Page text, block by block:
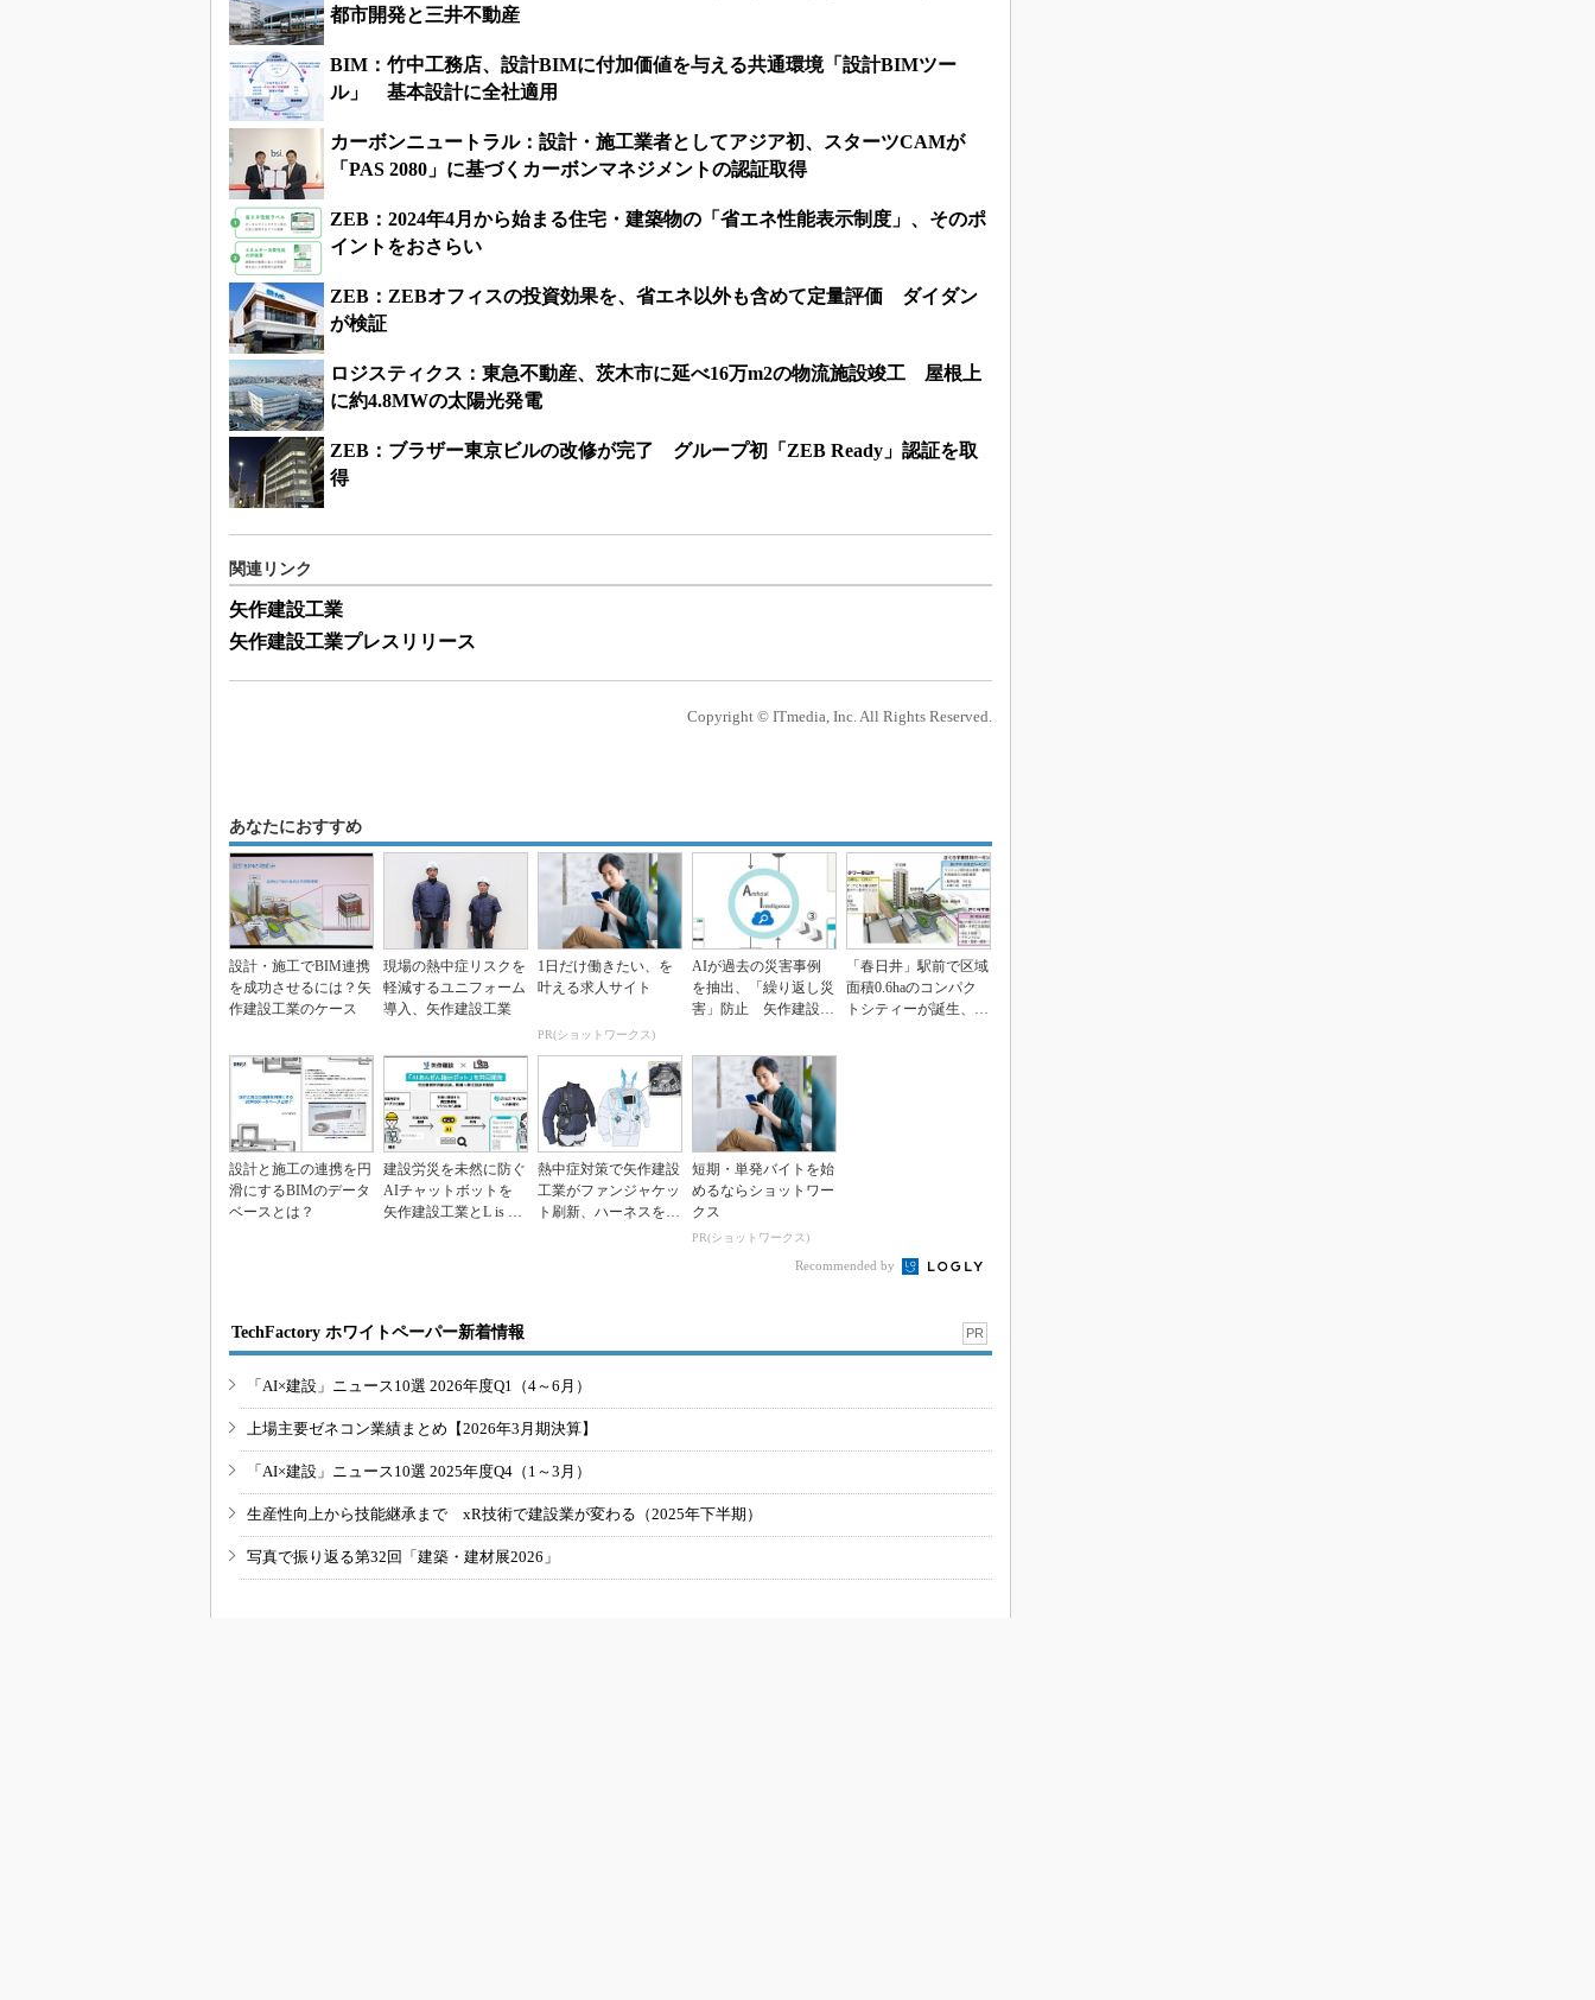
都市開発と三井不動産
BIM：竹中工務店、設計BIMに付加価値を与える共通環境「設計BIMツー
ル」 基本設計に全社適用
カーボンニュートラル：設計・施工業者としてアジア初、スターツCAMが
「PAS 2080」に基づくカーボンマネジメントの認証取得
ZEB：2024年4月から始まる住宅・建築物の「省エネ性能表示制度」、そのポ
イントをおさらい
ZEB：ZEBオフィスの投資効果を、省エネ以外も含めて定量評価 ダイダン
が検証
ロジスティクス：東急不動産、茨木市に延べ16万m2の物流施設竣工 屋根上
に約4.8MWの太陽光発電
ZEB：ブラザー東京ビルの改修が完了 グループ初「ZEB Ready」認証を取
得
関連リンク
矢作建設工業
矢作建設工業プレスリリース
Copyright © ITmedia, Inc. All Rights Reserved.
あなたにおすすめ
設計・施工でBIM連携
を成功させるには？矢
作建設工業のケース
現場の熱中症リスクを
軽減するユニフォーム
導入、矢作建設工業
1日だけ働きたい、を
叶える求人サイト
PR(ショットワークス)
AIが過去の災害事例
を抽出、「繰り返し災
害」防止 矢作建設工
「春日井」駅前で区域
面積0.6haのコンパク
トシティーが誕生、住
設計と施工の連携を円
滑にするBIMのデータ
ベースとは？
建設労災を未然に防ぐ
AIチャットボットを
矢作建設工業とL is B
熱中症対策で矢作建設
工業がファンジャケッ
ト刷新、ハーネスを上
短期・単発バイトを始
めるならショットワー
クス
PR(ショットワークス)
Recommended by
TechFactory ホワイトペーパー新着情報 PR
「AI×建設」ニュース10選 2026年度Q1（4～6月）
上場主要ゼネコン業績まとめ【2026年3月期決算】
「AI×建設」ニュース10選 2025年度Q4（1～3月）
生産性向上から技能継承まで xR技術で建設業が変わる（2025年下半期）
写真で振り返る第32回「建築・建材展2026」